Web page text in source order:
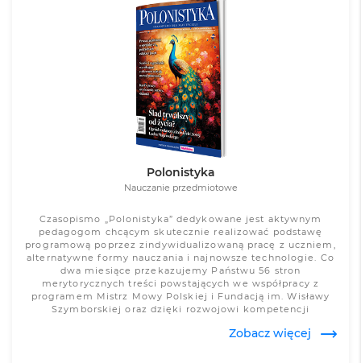
Polonistyka
Nauczanie przedmiotowe
Czasopismo „Polonistyka” dedykowane jest aktywnym
pedagogom chcącym skutecznie realizować podstawę
programową poprzez zindywidualizowaną pracę z uczniem,
alternatywne formy nauczania i najnowsze technologie. Co
dwa miesiące przekazujemy Państwu 56 stron
merytorycznych treści powstających we współpracy z
programem Mistrz Mowy Polskiej i Fundacją im. Wisławy
Szymborskiej oraz dzięki rozwojowi kompetencji
polonistyki – prof. Jerzego Bralczyka, prof. Jana Miodka,
Zobacz więcej